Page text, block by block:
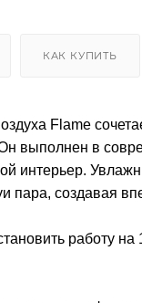
КАК КУПИТЬ
Flame
выполнен в
интерьер.
пара, создавая
работу на